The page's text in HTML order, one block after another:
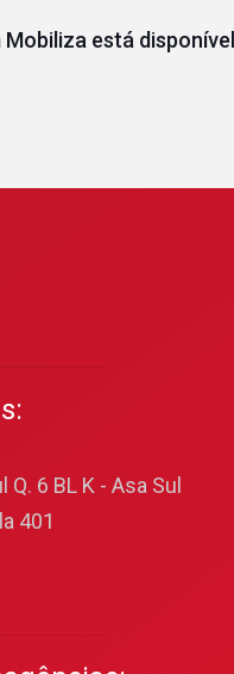
está disponível
6 BL K - Asa Sul
401